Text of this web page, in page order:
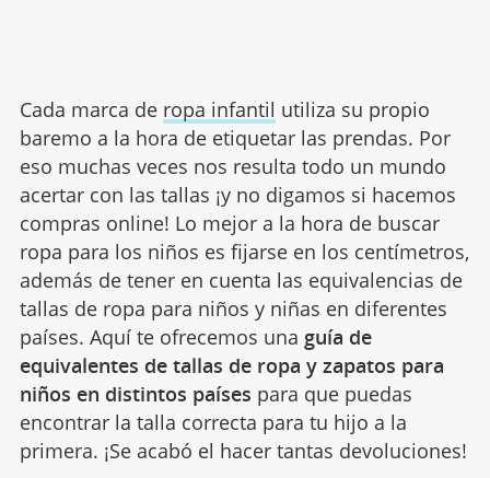
Cada marca de ropa infantil utiliza su propio
baremo a la hora de etiquetar las prendas. Por
eso muchas veces nos resulta todo un mundo
acertar con las tallas ¡y no digamos si hacemos
compras online! Lo mejor a la hora de buscar
ropa para los niños es fijarse en los centímetros,
además de tener en cuenta las equivalencias de
tallas de ropa para niños y niñas en diferentes
países. Aquí te ofrecemos una guía de
equivalentes de tallas de ropa y zapatos para
niños en distintos países para que puedas
encontrar la talla correcta para tu hijo a la
primera. ¡Se acabó el hacer tantas devoluciones!